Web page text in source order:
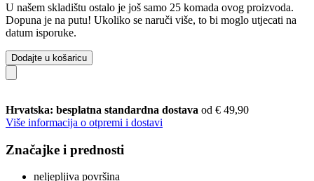
U našem skladištu ostalo je još samo 25 komada ovog proizvoda.
Dopuna je na putu! Ukoliko se naruči više, to bi moglo utjecati na
datum isporuke.
Dodajte u košaricu
Hrvatska: besplatna standardna dostava od € 49,90
Više informacija o otpremi i dostavi
Značajke i prednosti
neljepljiva površina